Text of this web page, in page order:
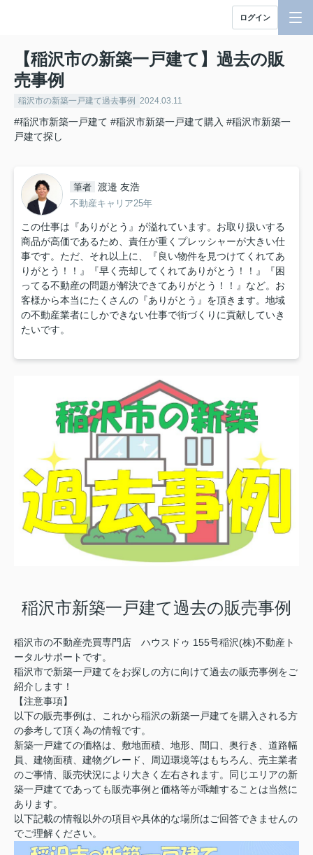
ログイン
【稲沢市の新築一戸建て】過去の販
売事例
稲沢市の新築一戸建て過去事例 2024.03.11
#稲沢市新築一戸建て #稲沢市新築一戸建て購入 #稲沢市新築一
戸建て探し
筆者 渡邉 友浩
不動産キャリア25年
この仕事は『ありがとう』が溢れています。お取り扱いする
商品が高価であるため、責任が重くプレッシャーが大きい仕
事です。ただ、それ以上に、『良い物件を見つけてくれてあ
りがとう！！』『早く売却してくれてありがとう！！』『困
ってる不動産の問題が解決できてありがとう！！』など。お
客様から本当にたくさんの『ありがとう』を頂きます。地域
の不動産業者にしかできない仕事で街づくりに貢献していき
たいです。
稲沢市新築一戸建て過去の販売事例
稲沢市の不動産売買専門店 ハウスドゥ 155号稲沢(株)不動産ト
ータルサポートです。
稲沢市で新築一戸建てをお探しの方に向けて過去の販売事例をご
紹介します！
【注意事項】
以下の販売事例は、これから稲沢の新築一戸建てを購入される方
の参考して頂く為の情報です。
新築一戸建ての価格は、敷地面積、地形、間口、奥行き、道路幅
員、建物面積、建物グレード、周辺環境等はもちろん、売主業者
のご事情、販売状況により大きく左右されます。同じエリアの新
築一戸建てであっても販売事例と価格等が乖離することは当然に
あります。
以下記載の情報以外の項目や具体的な場所はご回答できませんの
でご理解ください。